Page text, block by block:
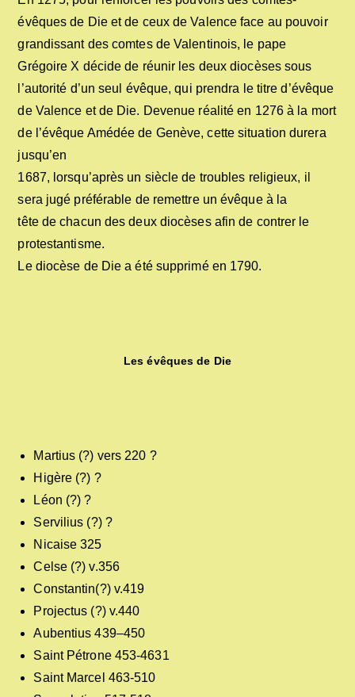
évêques de Die et de ceux de Valence face au pouvoir
grandissant des comtes de Valentinois, le pape
Grégoire X décide de réunir les deux diocèses sous
l’autorité d’un seul évêque, qui prendra le titre d’évêque
de Valence et de Die. Devenue réalité en 1276 à la mort
de l’évêque Amédée de Genève, cette situation durera
jusqu’en
1687, lorsqu’après un siècle de troubles religieux, il
sera jugé préférable de remettre un évêque à la
tête de chacun des deux diocèses afin de contrer le
protestantisme.
Le diocèse de Die a été supprimé en 1790.
Les évêques de Die
Martius (?) vers 220 ?
Higère (?) ?
Léon (?) ?
Servilius (?) ?
Nicaise 325
Celse (?) v.356
Constantin(?) v.419
Projectus (?) v.440
Aubentius 439–450
Saint Pétrone 453-4631
Saint Marcel 463-510